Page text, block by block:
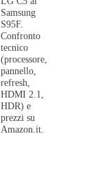
Samsung
S95F.
Confronto
tecnico
(processore,
pannello,
refresh,
HDMI 2.1,
HDR) e
prezzi su
Amazon.it.